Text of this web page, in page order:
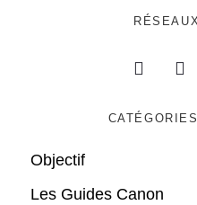
Objectif
Les Guides Canon